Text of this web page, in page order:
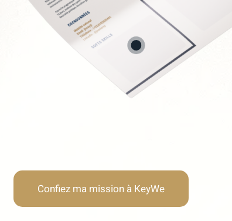
Soft Skills
Lucidité stratégique
Neutralité & autorité
Résistance au stress
Humilité & adaptabilité
Confiez ma mission à KeyWe